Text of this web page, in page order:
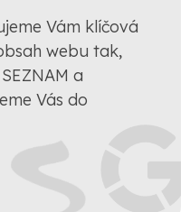
Vám klíčová
webu tak,
a
Vás do